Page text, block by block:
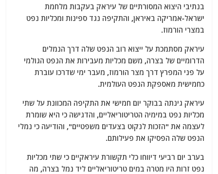
בנתיבי היצוא המסורתיים של עיראק בעקבות מלחמת
ישראל-אמריקה באיראן, והתקיפה נגד ספינות ומכליות נפט
במצרי הורמוז.
עיראק מסתמכת על ייצוא רוב הנפט שלה דרך הנמלים
הדרומיים של בצרה, משם מכליות מעבירות את הנפט הגולמי
על פני המפרץ דרך מצר הורמוז, מעבר ימי שדרכו עוברת
כחמישית מאספקת הנפט העולמית.
עיראק גינתה בבוקר יום חמישי את התקיפה המכוונת על שתי
מכליות נפט במימיה הטריטוריאליים, והדגישה כי היא שומרת
לעצמה את "הזכות לנקוט בצעדים משפטיים", והודיעה כי נמלי
הנפט שלה הפסיקו את פעילותם.
בערב יום רביעי דיווחו כלי תקשורת עיראקיים כי שתי מכליות
נפט זרות היו מטרה במים טריטוריאליים ליד נמל בצרה, מה